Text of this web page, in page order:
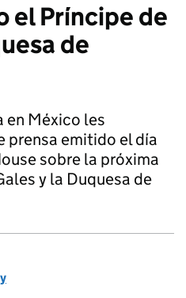
el Príncipe de
de
en México les
prensa emitido el día
sobre la próxima
y la Duquesa de